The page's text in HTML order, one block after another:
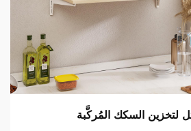
لتخزين السكك المُركَّبة